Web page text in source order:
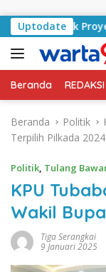
Uptodate
Proyek
Beranda REDAKSI
Beranda Politik
Terpilih Pilkada 2024
Politik, Tulang
KPU
Wakil
Tiga Serangkai
9 Januari 2025